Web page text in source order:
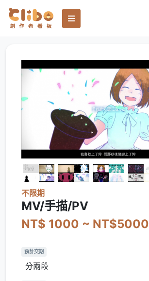
不限期
MV/手描/PV
NT$ 1000 ~ NT$5000
預計交期
分兩段